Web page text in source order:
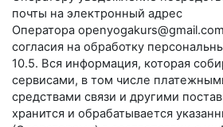
почты на электронный адрес
Оператора openyogakurs@gmail.com
согласия на обработку
10.5. Вся информация, которая
сервисами, в том числе
средствами связи и другими
хранится и обрабатывается